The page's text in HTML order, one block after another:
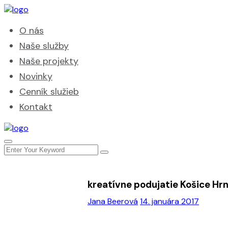
O nás
Naše služby
Naše projekty
Novinky
Cenník služieb
Kontakt
Jana Beerová14. januára 2017
kreatívne podujatie Košice